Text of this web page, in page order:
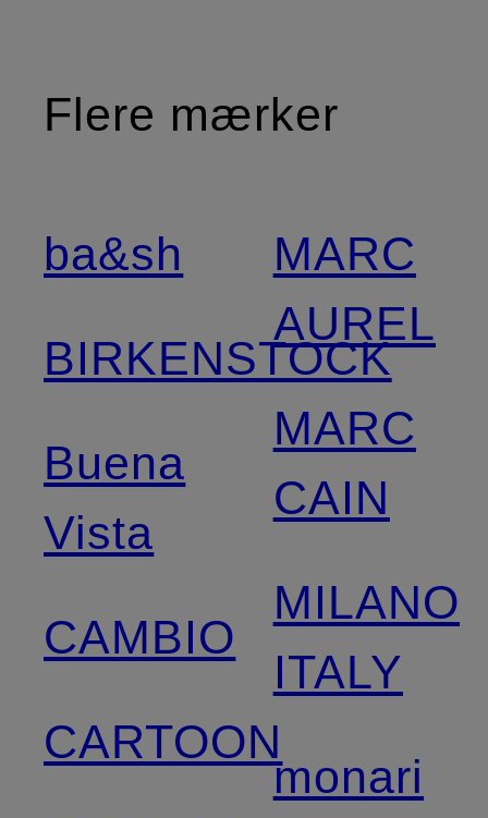
Flere mærker
ba&sh
BIRKENSTOCK
Buena
Vista
CAMBIO
CARTOON
MARC
AUREL
MARC
CAIN
MILANO
ITALY
monari